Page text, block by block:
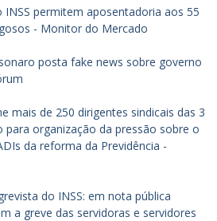
permitem aposentadoria aos 55
- Monitor do Mercado
posta fake news sobre governo
mais de 250 dirigentes sindicais das 3
organização da pressão sobre o
da reforma da Previdência -
do INSS: em nota pública
a greve das servidoras e servidores